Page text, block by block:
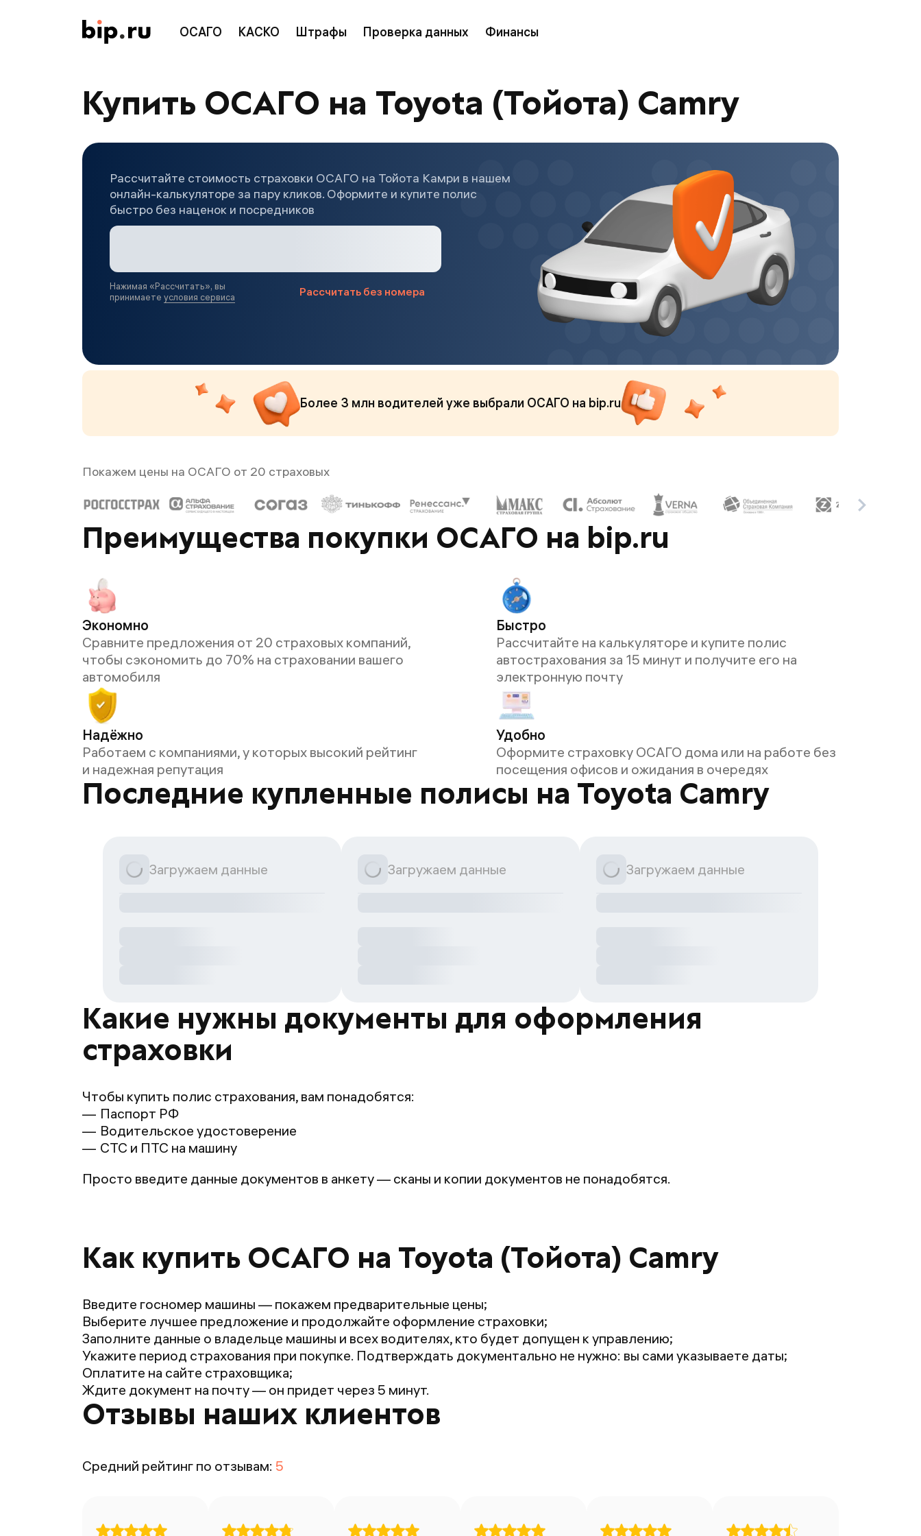
ОСАГО КАСКО Штрафы Проверка данных Финансы
Купить ОСАГО на Toyota (Тойота) Camry
Рассчитайте стоимость страховки ОСАГО на Тойота Камри в нашем
онлайн-калькуляторе за пару кликов. Оформите и купите полис
быстро без наценок и посредников
Рассчитать без номера
Нажимая «Рассчитать», вы
принимаете условия сервиса
Более 3 млн водителей уже выбрали ОСАГО на bip.ru
Покажем цены на ОСАГО от 20 страховых
Преимущества покупки ОСАГО на bip.ru
Экономно
Сравните предложения от 20 страховых компаний,
чтобы сэкономить до 70% на страховании вашего
автомобиля
Быстро
Рассчитайте на калькуляторе и купите полис
автострахования за 15 минут и получите его на
электронную почту
Надёжно
Работаем с компаниями, у которых высокий рейтинг
и надежная репутация
Удобно
Оформите страховку ОСАГО дома или на работе без
посещения офисов и ожидания в очередях
Последние купленные полисы на Toyota Camry
Загружаем данные Загружаем данные Загружаем данные
Какие нужны документы для оформления
страховки
Чтобы купить полис страхования, вам понадобятся:
Паспорт РФ
Водительское удостоверение
СТС и ПТС на машину
Просто введите данные документов в анкету — сканы и копии документов не понадобятся.
Как купить ОСАГО на Toyota (Тойота) Camry
Введите госномер машины — покажем предварительные цены;
Выберите лучшее предложение и продолжайте оформление страховки;
Заполните данные о владельце машины и всех водителях, кто будет допущен к управлению;
Укажите период страхования при покупке. Подтверждать документально не нужно: вы сами указываете даты;
Оплатите на сайте страховщика;
Ждите документ на почту — он придет через 5 минут.
Отзывы наших клиентов
Средний рейтинг по отзывам: 5